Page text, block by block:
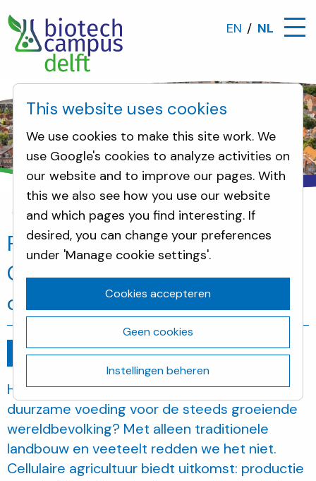
EN NL
Omwonenden Forse subsidie vanuit Nationaal
Forse subsidie vanuit Nationaal
Groeifonds is kickstart voor
cellulaire agricultuur in Delft
Ga terug juni 20, 2022
Hoe produceren we voldoende gezonde en
duurzame voeding voor de steeds groeiende
wereldbevolking? Met alleen traditionele
landbouw en veeteelt redden we het niet.
Cellulaire agricultuur biedt uitkomst: productie
This website uses cookies
We use cookies to make this site work. We
use Google's cookies to analyze activities on
our website and to improve our pages. With
this we also see how you use our website
and which pages you find interesting. If
desired, you can change your preferences
under 'Manage cookie settings'.
Cookies accepteren
Geen cookies
Instellingen beheren